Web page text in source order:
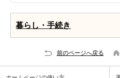
暮らし・手続き
前のページへ戻る